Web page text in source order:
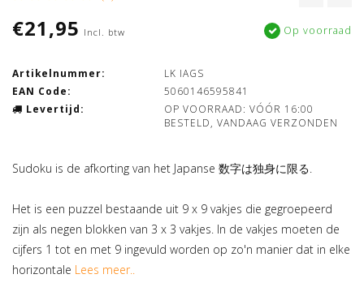
€21,95 Incl. btw Op voorraad
Artikelnummer:
LK IAGS
EAN Code:
5060146595841
Levertijd:
OP VOORRAAD: VÓÓR 16:00
BESTELD, VANDAAG VERZONDEN
Sudoku is de afkorting van het Japanse 数字は独身に限る.
Het is een puzzel bestaande uit 9 x 9 vakjes die gegroepeerd
zijn als negen blokken van 3 x 3 vakjes. In de vakjes moeten de
cijfers 1 tot en met 9 ingevuld worden op zo'n manier dat in elke
horizontale Lees meer..